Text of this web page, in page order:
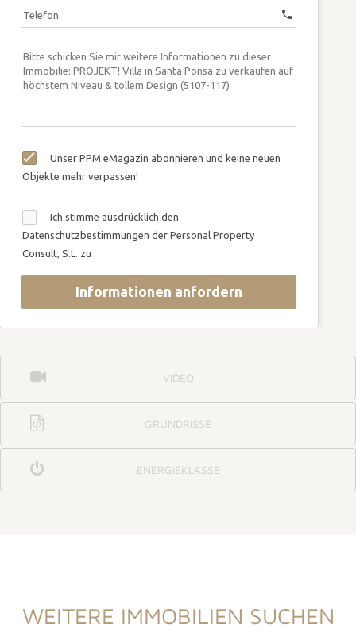
Telefon call
Unser PPM eMagazin abonnieren und keine neuen
Objekte mehr verpassen!
Ich stimme ausdrücklich den
Datenschutzbestimmungen der Personal Property
Consult, S.L. zu
Informationen anfordern
VIDEO
GRUNDRISSE
ENERGIEKLASSE
WEITERE IMMOBILIEN SUCHEN